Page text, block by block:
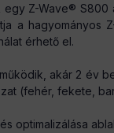
egy Z-Wave®
a
érhető el.
akár 2 év
(fehér, fekete,
optimalizálása